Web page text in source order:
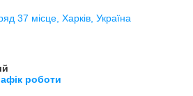
37 місце, Харків, Україна
роботи